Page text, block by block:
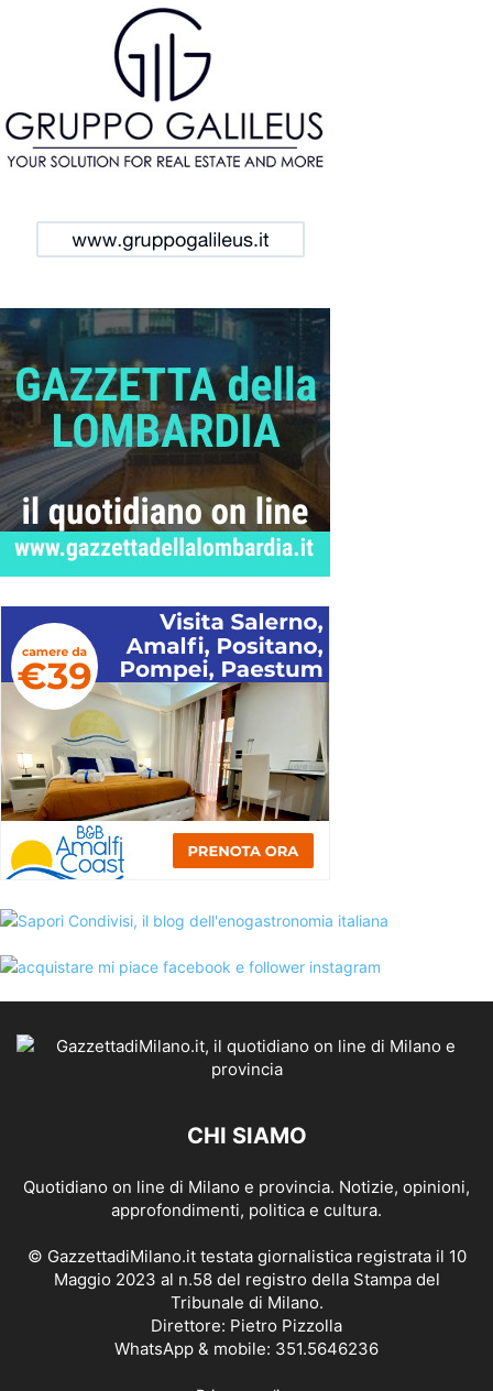
CHI SIAMO
Quotidiano on line di Milano e provincia. Notizie, opinioni,
approfondimenti, politica e cultura.
© GazzettadiMilano.it testata giornalistica registrata il 10
Maggio 2023 al n.58 del registro della Stampa del
Tribunale di Milano.
Direttore: Pietro Pizzolla
WhatsApp & mobile: 351.5646236